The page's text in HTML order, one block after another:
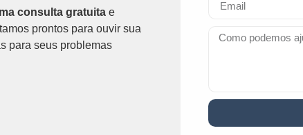
consulta gratuita e
prontos para ouvir sua
para seus problemas